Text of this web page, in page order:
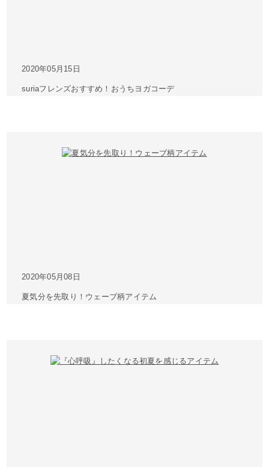
2020年05月15日
suriaフレンズおすすめ！おうちヨガコーデ
2020年05月08日
夏気分を先取り！ウェーブ柄アイテム